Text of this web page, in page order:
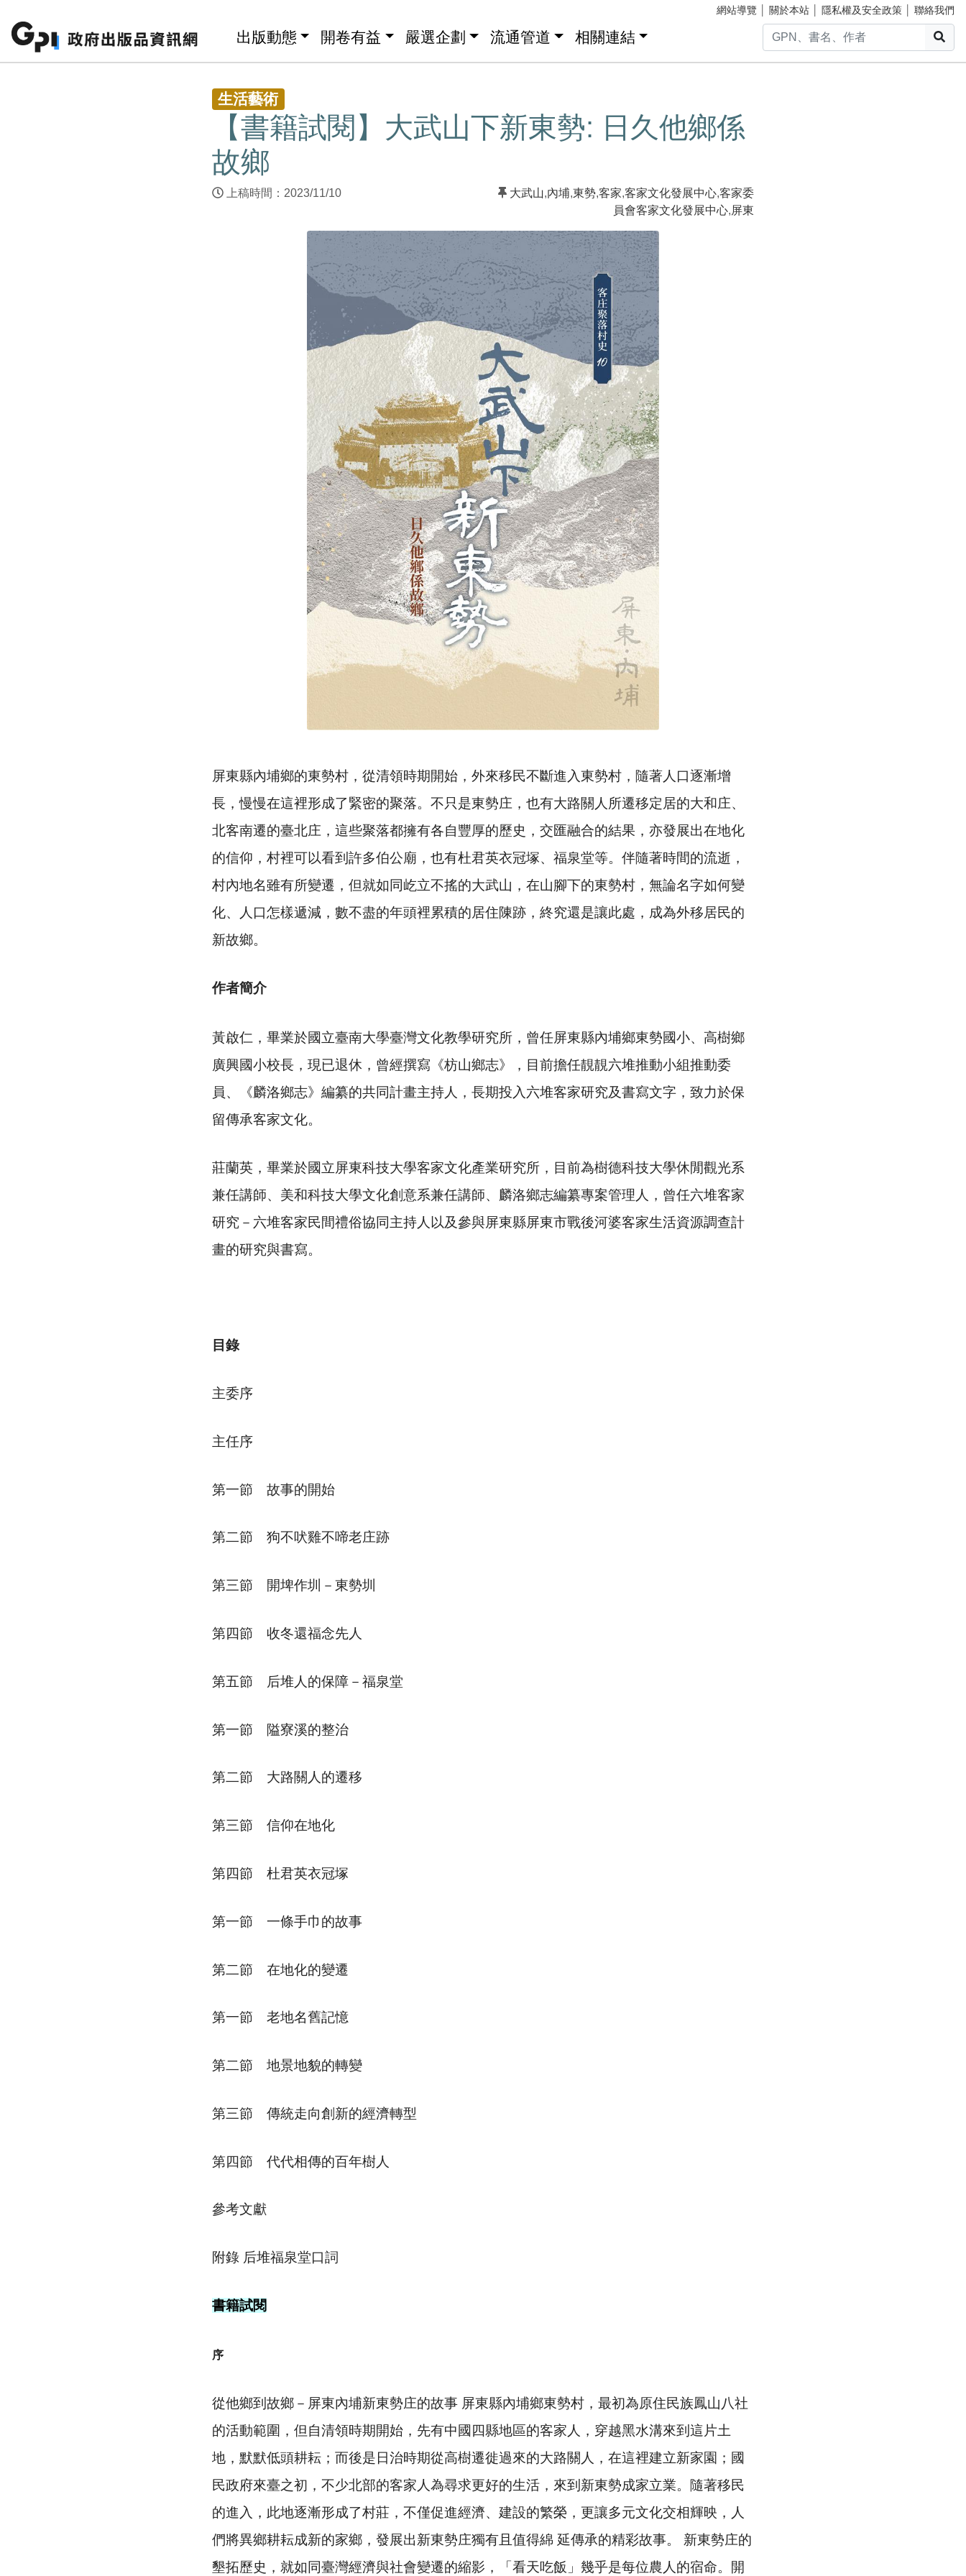
網站導覽 關於本站 隱私權及安全政策 聯絡我們
出版動態 開卷有益 嚴選企劃 流通管道 相關連結
生活藝術
【書籍試閱】大武山下新東勢: 日久他鄉係
故鄉
上稿時間：2023/11/10 大武山,內埔,東勢,客家,客家文化發展中心,客家委
員會客家文化發展中心,屏東
屏東縣內埔鄉的東勢村，從清領時期開始，外來移民不斷進入東勢村，隨著人口逐漸增
長，慢慢在這裡形成了緊密的聚落。不只是東勢庄，也有大路關人所遷移定居的大和庄、
北客南遷的臺北庄，這些聚落都擁有各自豐厚的歷史，交匯融合的結果，亦發展出在地化
的信仰，村裡可以看到許多伯公廟，也有杜君英衣冠塚、福泉堂等。伴隨著時間的流逝，
村內地名雖有所變遷，但就如同屹立不搖的大武山，在山腳下的東勢村，無論名字如何變
化、人口怎樣遞減，數不盡的年頭裡累積的居住陳跡，終究還是讓此處，成為外移居民的
新故鄉。
作者簡介
黃啟仁，畢業於國立臺南大學臺灣文化教學研究所，曾任屏東縣內埔鄉東勢國小、高樹鄉
廣興國小校長，現已退休，曾經撰寫《枋山鄉志》，目前擔任靚靚六堆推動小組推動委
員、《麟洛鄉志》編纂的共同計畫主持人，長期投入六堆客家研究及書寫文字，致力於保
留傳承客家文化。
莊蘭英，畢業於國立屏東科技大學客家文化產業研究所，目前為樹德科技大學休閒觀光系
兼任講師、美和科技大學文化創意系兼任講師、麟洛鄉志編纂專案管理人，曾任六堆客家
研究－六堆客家民間禮俗協同主持人以及參與屏東縣屏東市戰後河婆客家生活資源調查計
畫的研究與書寫。
目錄
主委序
主任序
第一節 故事的開始
第二節 狗不吠雞不啼老庄跡
第三節 開埤作圳－東勢圳
第四節 收冬還福念先人
第五節 后堆人的保障－福泉堂
第一節 隘寮溪的整治
第二節 大路關人的遷移
第三節 信仰在地化
第四節 杜君英衣冠塚
第一節 一條手巾的故事
第二節 在地化的變遷
第一節 老地名舊記憶
第二節 地景地貌的轉變
第三節 傳統走向創新的經濟轉型
第四節 代代相傳的百年樹人
參考文獻
附錄 后堆福泉堂口詞
書籍試閱
序
從他鄉到故鄉－屏東內埔新東勢庄的故事 屏東縣內埔鄉東勢村，最初為原住民族鳳山八社
的活動範圍，但自清領時期開始，先有中國四縣地區的客家人，穿越黑水溝來到這片土
地，默默低頭耕耘；而後是日治時期從高樹遷徙過來的大路關人，在這裡建立新家園；國
民政府來臺之初，不少北部的客家人為尋求更好的生活，來到新東勢成家立業。隨著移民
的進入，此地逐漸形成了村莊，不僅促進經濟、建設的繁榮，更讓多元文化交相輝映，人
們將異鄉耕耘成新的家鄉，發展出新東勢庄獨有且值得綿 延傳承的精彩故事。 新東勢庄的
墾拓歷史，就如同臺灣經濟與社會變遷的縮影，「看天吃飯」幾乎是每位農人的宿命。開